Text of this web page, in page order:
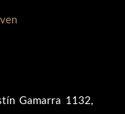
Gamarra 1132,